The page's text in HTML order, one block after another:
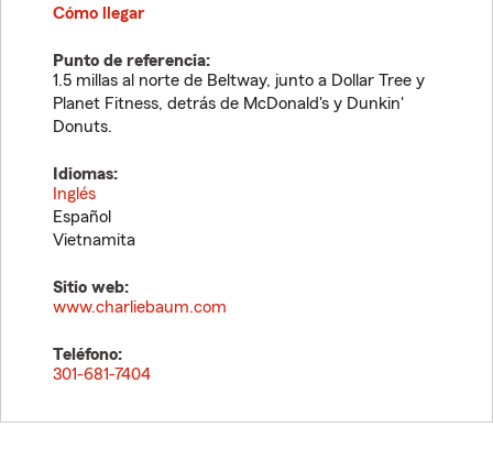
Cómo llegar
Punto de referencia:
1.5 millas al norte de Beltway, junto a Dollar Tree y
Planet Fitness, detrás de McDonald's y Dunkin'
Donuts.
Idiomas:
Inglés
Español
Vietnamita
Sitio web:
www.charliebaum.com
Teléfono:
301-681-7404